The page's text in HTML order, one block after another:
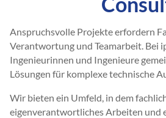
Anspruchsvolle Projekte erfordern
Verantwortung und Teamarbeit. Bei
Ingenieurinnen und Ingenieure
Lösungen für komplexe technische
Wir bieten ein Umfeld, in dem
eigenverantwortliches Arbeiten und